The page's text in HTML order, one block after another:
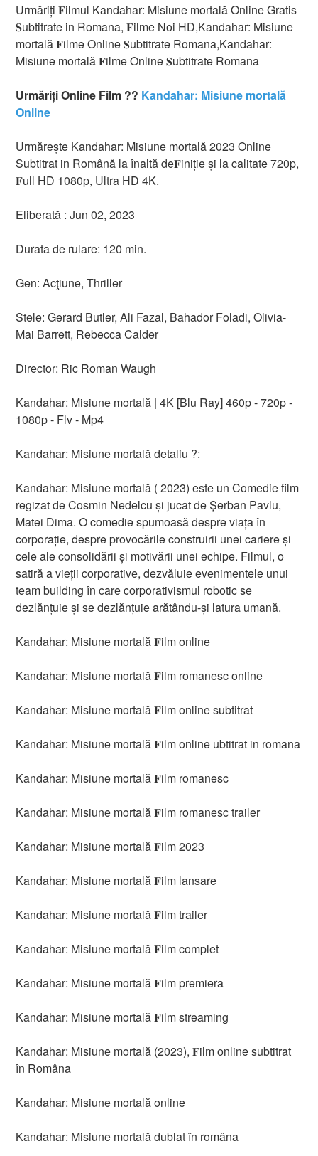
Urmăriți 𝐅ilmul Kandahar: Misiune mortală Online Gratis
𝐒ubtitrate in Romana, 𝐅ilme Noi HD,Kandahar: Misiune
mortală 𝐅ilme Online 𝐒ubtitrate Romana,Kandahar:
Misiune mortală 𝐅ilme Online 𝐒ubtitrate Romana
Urmăriți Online Film ?? Kandahar: Misiune mortală
Online
Urmărește Kandahar: Misiune mortală 2023 Online
Subtitrat in Română la înaltă de𝐅iniție și la calitate 720p,
𝐅ull HD 1080p, Ultra HD 4K.
Eliberată : Jun 02, 2023
Durata de rulare: 120 min.
Gen: Acţiune, Thriller
Stele: Gerard Butler, Ali Fazal, Bahador Foladi, Olivia-
Mai Barrett, Rebecca Calder
Director: Ric Roman Waugh
Kandahar: Misiune mortală | 4K [Blu Ray] 460p - 720p -
1080p - Flv - Mp4
Kandahar: Misiune mortală detaliu ?:
Kandahar: Misiune mortală ( 2023) este un Comedie film
regizat de Cosmin Nedelcu și jucat de Șerban Pavlu,
Matei Dima. O comedie spumoasă despre viața în
corporație, despre provocările construirii unei cariere și
cele ale consolidării și motivării unei echipe. Filmul, o
satiră a vieții corporative, dezvăluie evenimentele unui
team building în care corporativismul robotic se
dezlănțuie și se dezlănțuie arătându-și latura umană.
Kandahar: Misiune mortală 𝐅ilm online
Kandahar: Misiune mortală 𝐅ilm romanesc online
Kandahar: Misiune mortală 𝐅ilm online subtitrat
Kandahar: Misiune mortală 𝐅ilm online ubtitrat in romana
Kandahar: Misiune mortală 𝐅ilm romanesc
Kandahar: Misiune mortală 𝐅ilm romanesc trailer
Kandahar: Misiune mortală 𝐅ilm 2023
Kandahar: Misiune mortală 𝐅ilm lansare
Kandahar: Misiune mortală 𝐅ilm trailer
Kandahar: Misiune mortală 𝐅ilm complet
Kandahar: Misiune mortală 𝐅ilm premiera
Kandahar: Misiune mortală 𝐅ilm streaming
Kandahar: Misiune mortală (2023), 𝐅ilm online subtitrat
în Româna
Kandahar: Misiune mortală online
Kandahar: Misiune mortală dublat în româna